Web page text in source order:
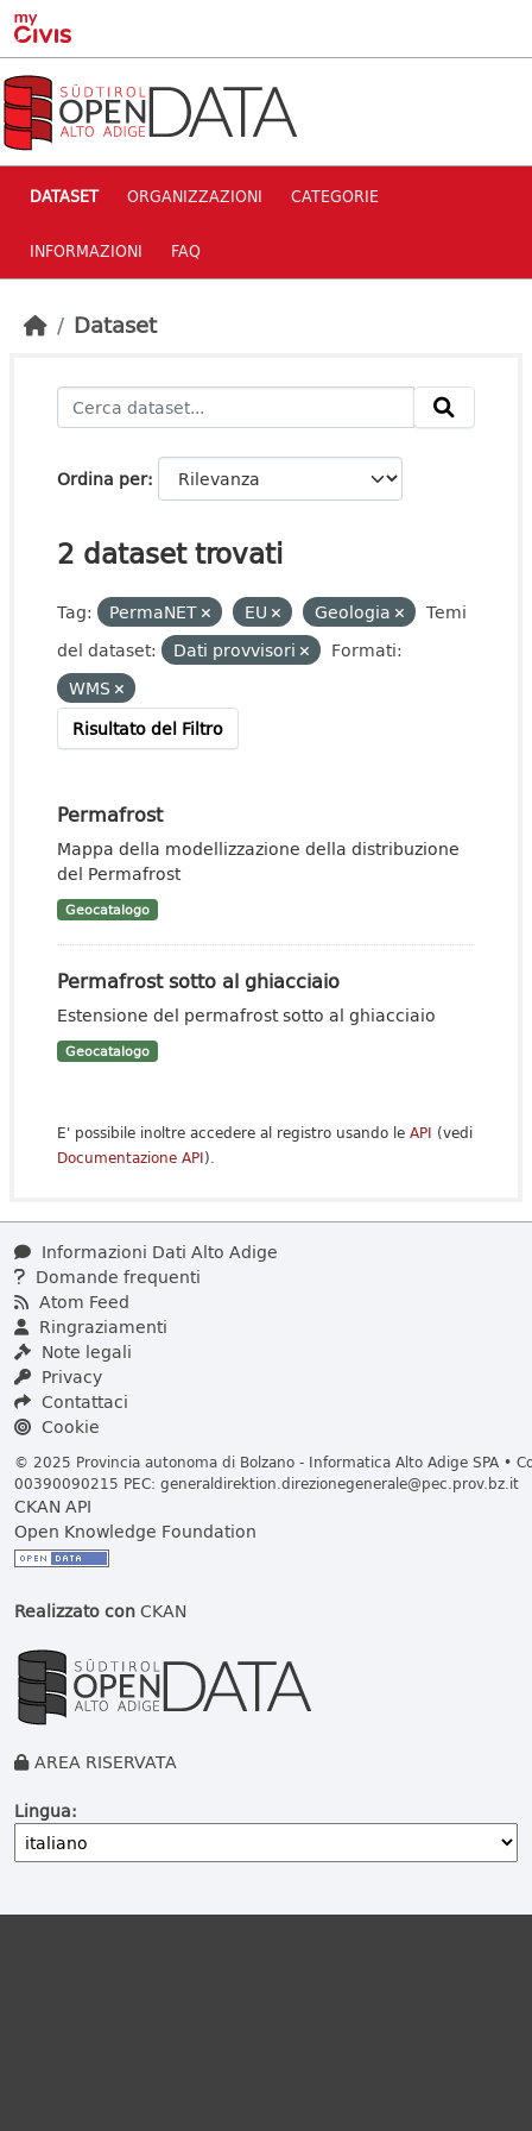
Skip to main content
DATASET ORGANIZZAZIONI CATEGORIE
INFORMAZIONI FAQ
Dataset
Ordina per
2 dataset trovati
Tag: PermaNET EU Geologia
Temi
del dataset:
Dati provvisori
Formati:
WMS
Risultato del Filtro
Permafrost
Mappa della modellizzazione della distribuzione
del Permafrost
Geocatalogo
Permafrost sotto al ghiacciaio
Estensione del permafrost sotto al ghiacciaio
Geocatalogo
E' possibile inoltre accedere al registro usando le API (vedi
Documentazione API).
Informazioni Dati Alto Adige
Domande frequenti
Atom Feed
Ringraziamenti
Note legali
Privacy
Contattaci
Cookie
© 2025 Provincia autonoma di Bolzano - Informatica Alto Adige SPA •
00390090215 PEC: generaldirektion.direzionegenerale@pec.prov.bz.it
CKAN API
Open Knowledge Foundation
Realizzato conCKAN
AREA RISERVATA
Lingua